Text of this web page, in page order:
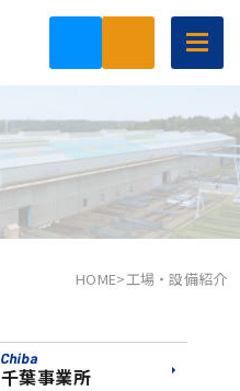
HOME>工場・設備紹介
Chiba
千葉事業所